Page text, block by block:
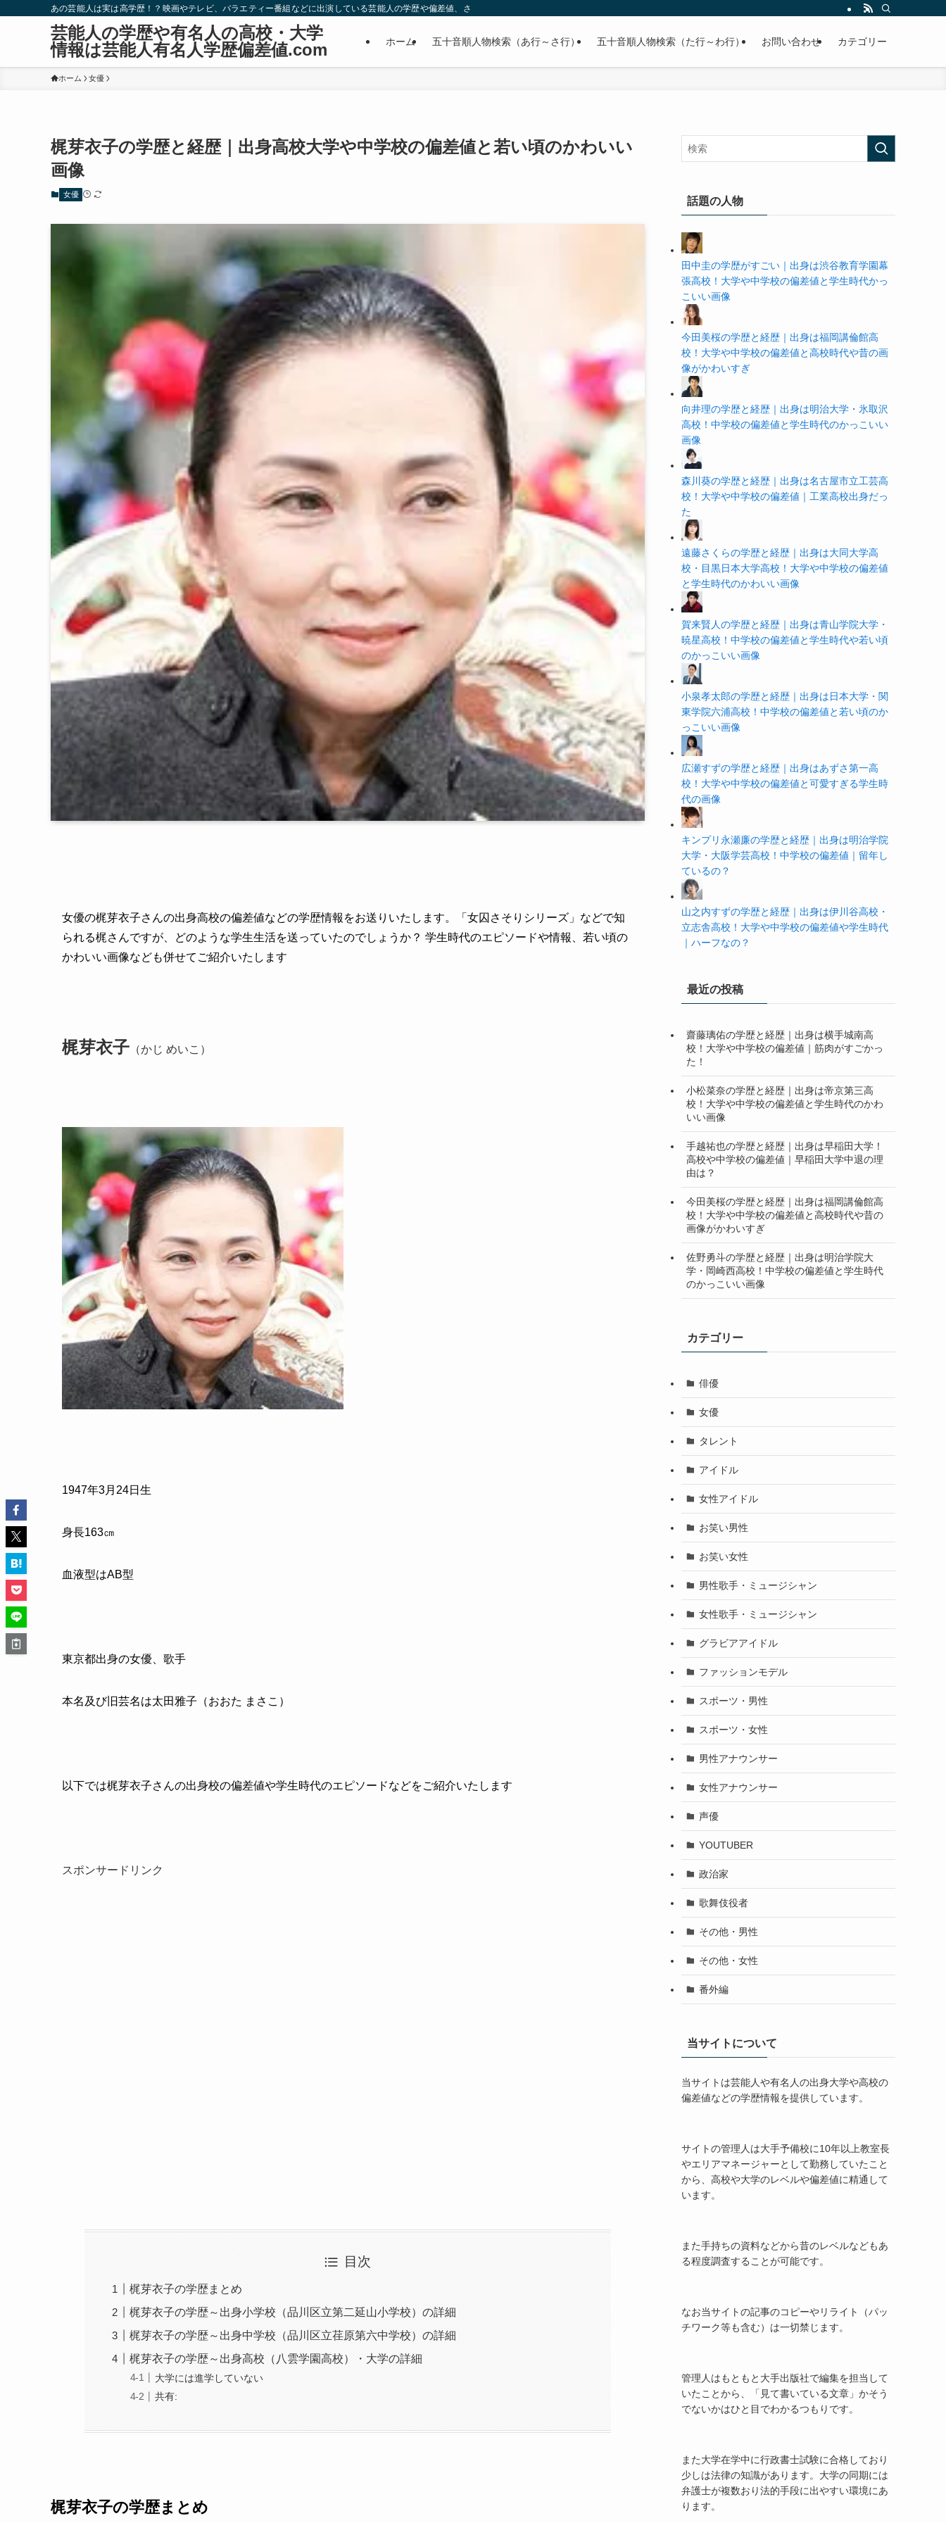
あの芸能人は実は高学歴！？映画やテレビ、バラエティー番組などに出演している芸能人の学歴や偏差値、さらに政治家やスポーツ選手などの有名人の学歴や高校・大学の偏差値まで紹介していきます。
芸能人の学歴や有名人の高校・大学
情報は芸能人有名人学歴偏差値.com
ホーム 五十音順人物検索（あ行～さ行） 五十音順人物検索（た行～わ行） お問い合わせ カテゴリー
ホーム 女優
梶芽衣子の学歴と経歴｜出身高校大学や中学校の偏差値と若い頃のかわいい
画像
女優
女優の梶芽衣子さんの出身高校の偏差値などの学歴情報をお送りいたします。「女囚さそりシリーズ」などで知
られる梶さんですが、どのような学生生活を送っていたのでしょうか？ 学生時代のエピソードや情報、若い頃の
かわいい画像なども併せてご紹介いたします
梶芽衣子 （かじ めいこ）
1947年3月 24日生
身長163㎝
血液型はAB型
東京都出身の女優、歌手
本名及び旧芸名は太田雅子（おおた まさこ）
以下では梶芽衣子さんの出身校の偏差値や学生時代のエピソードなどをご紹介いたします
スポンサードリンク
目次
梶芽衣子の学歴まとめ
梶芽衣子の学歴～出身小学校（品川区立第二延山小学校）の詳細
梶芽衣子の学歴～出身中学校（品川区立荏原第六中学校）の詳細
梶芽衣子の学歴～出身高校（八雲学園高校）・大学の詳細
大学には進学していない
共有:
梶芽衣子の学歴まとめ
話題の人物
田中圭の学歴がすごい｜出身は渋谷教育学園幕
張高校！大学や中学校の偏差値と学生時代かっ
こいい画像
今田美桜の学歴と経歴｜出身は福岡講倫館高
校！大学や中学校の偏差値と高校時代や昔の画
像がかわいすぎ
向井理の学歴と経歴｜出身は明治大学・氷取沢
高校！中学校の偏差値と学生時代のかっこいい
画像
森川葵の学歴と経歴｜出身は名古屋市立工芸高
校！大学や中学校の偏差値｜工業高校出身だっ
た
遠藤さくらの学歴と経歴｜出身は大同大学高
校・目黒日本大学高校！大学や中学校の偏差値
と学生時代のかわいい画像
賀来賢人の学歴と経歴｜出身は青山学院大学・
暁星高校！中学校の偏差値と学生時代や若い頃
のかっこいい画像
小泉孝太郎の学歴と経歴｜出身は日本大学・関
東学院六浦高校！中学校の偏差値と若い頃のか
っこいい画像
広瀬すずの学歴と経歴｜出身はあずさ第一高
校！大学や中学校の偏差値と可愛すぎる学生時
代の画像
キンプリ永瀬廉の学歴と経歴｜出身は明治学院
大学・大阪学芸高校！中学校の偏差値｜留年し
ているの？
山之内すずの学歴と経歴｜出身は伊川谷高校・
立志舎高校！大学や中学校の偏差値や学生時代
｜ハーフなの？
最近の投稿
齋藤璃佑の学歴と経歴｜出身は横手城南高
校！大学や中学校の偏差値｜筋肉がすごかっ
た！
小松菜奈の学歴と経歴｜出身は帝京第三高
校！大学や中学校の偏差値と学生時代のかわ
いい画像
手越祐也の学歴と経歴｜出身は早稲田大学！
高校や中学校の偏差値｜早稲田大学中退の理
由は？
今田美桜の学歴と経歴｜出身は福岡講倫館高
校！大学や中学校の偏差値と高校時代や昔の
画像がかわいすぎ
佐野勇斗の学歴と経歴｜出身は明治学院大
学・岡崎西高校！中学校の偏差値と学生時代
のかっこいい画像
カテゴリー
俳優
女優
タレント
アイドル
女性アイドル
お笑い男性
お笑い女性
男性歌手・ミュージシャン
女性歌手・ミュージシャン
グラビアアイドル
ファッションモデル
スポーツ・男性
スポーツ・女性
男性アナウンサー
女性アナウンサー
声優
YOUTUBER
政治家
歌舞伎役者
その他・男性
その他・女性
番外編
当サイトについて
当サイトは芸能人や有名人の出身大学や高校の
偏差値などの学歴情報を提供しています。
サイトの管理人は大手予備校に10年以上教室長
やエリアマネージャーとして勤務していたこと
から、高校や大学のレベルや偏差値に精通して
います。
また手持ちの資料などから昔のレベルなどもあ
る程度調査することが可能です。
なお当サイトの記事のコピーやリライト（パッ
チワーク等も含む）は一切禁じます。
管理人はもともと大手出版社で編集を担当して
いたことから、「見て書いている文章」かそう
でないかはひと目でわかるつもりです。
また大学在学中に行政書士試験に合格しており
少しは法律の知識があります。大学の同期には
弁護士が複数おり法的手段に出やすい環境にあ
ります。